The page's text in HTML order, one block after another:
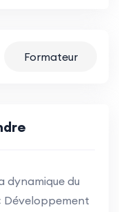
Formateur
dynamique du
Développement